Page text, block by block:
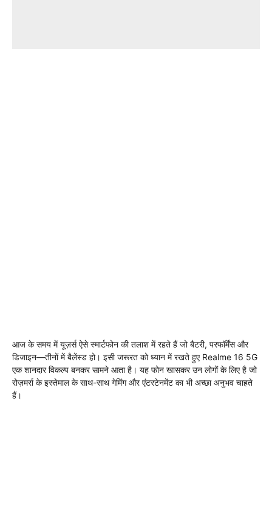
आज के समय में यूज़र्स ऐसे स्मार्टफोन की तलाश में रहते हैं जो बैटरी, परफॉर्मेंस और
डिजाइन—तीनों में बैलेंस्ड हो। इसी जरूरत को ध्यान में रखते हुए Realme 16 5G
एक शानदार विकल्प बनकर सामने आता है। यह फोन खासकर उन लोगों के लिए है जो
रोज़मर्रा के इस्तेमाल के साथ-साथ गेमिंग और एंटरटेनमेंट का भी अच्छा अनुभव चाहते
हैं।